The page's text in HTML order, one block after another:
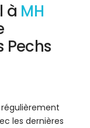
à MH
Pechs
les dernières